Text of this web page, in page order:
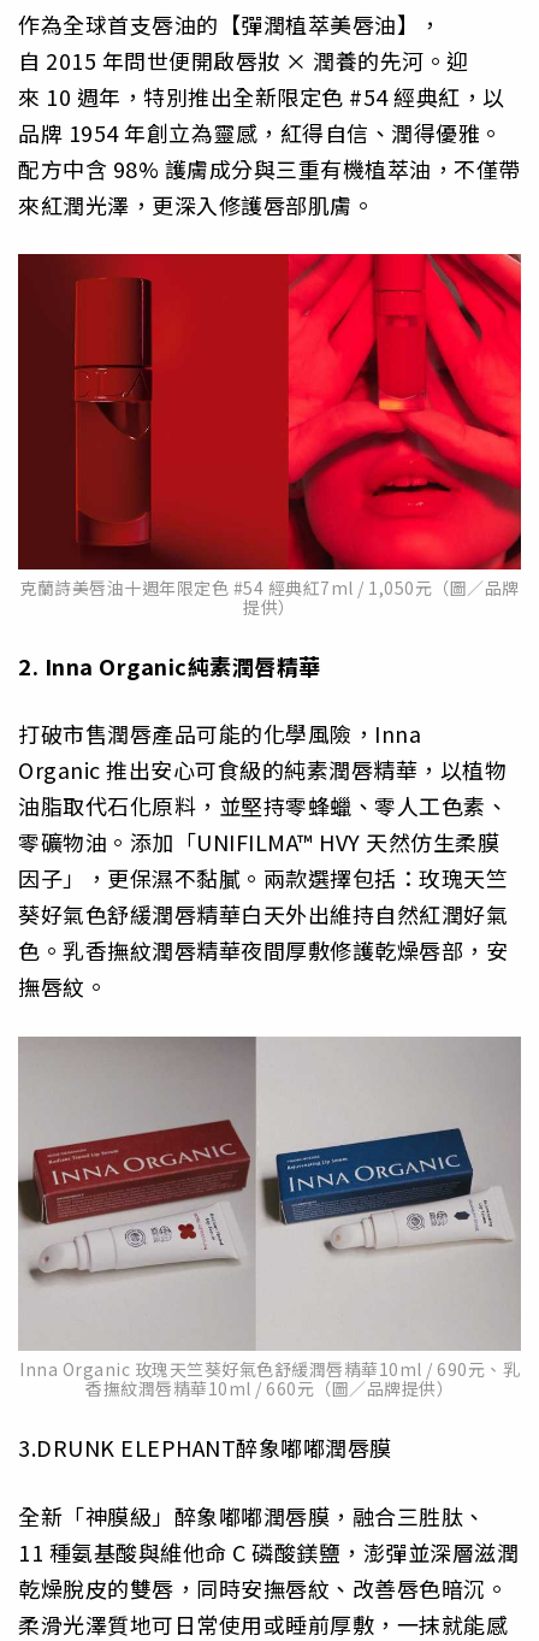
作為全球首支唇油的【彈潤植萃美唇油】，
自 2015 年問世便開啟唇妝 × 潤養的先河。迎
來 10 週年，特別推出全新限定色 #54 經典紅，以
品牌 1954 年創立為靈感，紅得自信、潤得優雅。
配方中含 98% 護膚成分與三重有機植萃油，不僅帶
來紅潤光澤，更深入修護唇部肌膚。
克蘭詩美唇油十週年限定色 #54 經典紅7ml / 1,050元（圖／品牌
提供）
2. Inna Organic純素潤唇精華
打破市售潤唇產品可能的化學風險，Inna
Organic 推出安心可食級的純素潤唇精華，以植物
油脂取代石化原料，並堅持零蜂蠟、零人工色素、
零礦物油。添加「UNIFILMA™ HVY 天然仿生柔膜
因子」，更保濕不黏膩。兩款選擇包括：玫瑰天竺
葵好氣色舒緩潤唇精華白天外出維持自然紅潤好氣
色。乳香撫紋潤唇精華夜間厚敷修護乾燥唇部，安
撫唇紋。
Inna Organic 玫瑰天竺葵好氣色舒緩潤唇精華10ml / 690元、乳
香撫紋潤唇精華10ml / 660元（圖／品牌提供）
3.DRUNK ELEPHANT醉象嘟嘟潤唇膜
全新「神膜級」醉象嘟嘟潤唇膜，融合三胜肽、
11 種氨基酸與維他命 C 磷酸鎂鹽，澎彈並深層滋潤
乾燥脫皮的雙唇，同時安撫唇紋、改善唇色暗沉。
柔滑光澤質地可日常使用或睡前厚敷，一抹就能感